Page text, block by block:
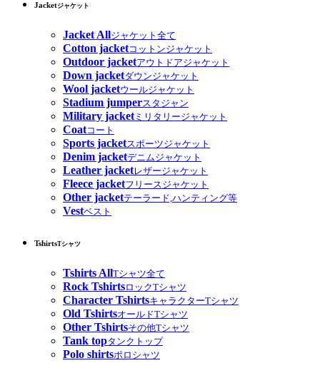
Jacketジャケット
Jacket Allジャケット全て
Cotton jacketコットンジャケット
Outdoor jacketアウトドアジャケット
Down jacketダウンジャケット
Wool jacketウールジャケット
Stadium jumperスタジャン
Military jacketミリタリージャケット
Coatコート
Sports jacketスポーツジャケット
Denim jacketデニムジャケット
Leather jacketレザージャケット
Fleece jacketフリースジャケット
Other jacketテーラード,ハンティング等
Vestベスト
TshirtsTシャツ
Tshirts AllTシャツ全て
Rock TshirtsロックTシャツ
Character TshirtsキャラクターTシャツ
Old TshirtsオールドTシャツ
Other Tshirtsその他Tシャツ
Tank topタンクトップ
Polo shirtsポロシャツ